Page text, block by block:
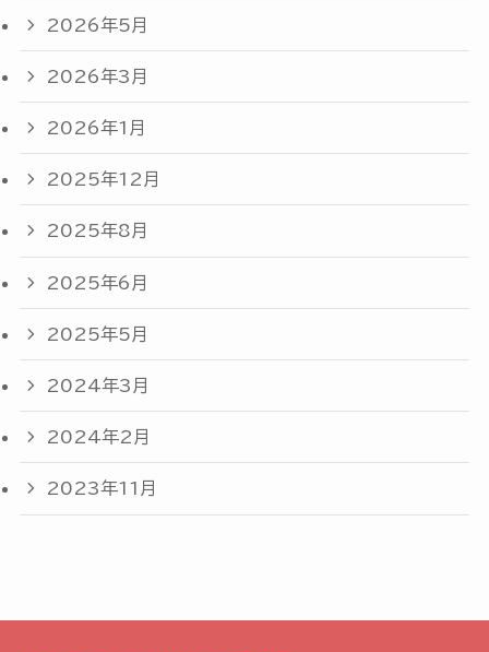
2026年5月
2026年3月
2026年1月
2025年12月
2025年8月
2025年6月
2025年5月
2024年3月
2024年2月
2023年11月